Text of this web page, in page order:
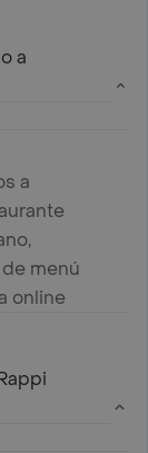
a
a
menú
online